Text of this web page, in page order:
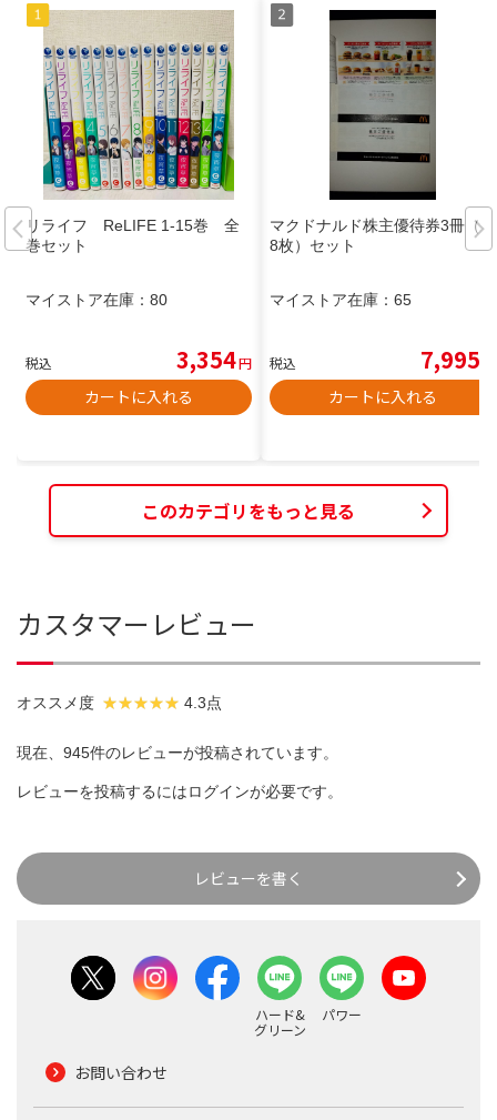
リライフ ReLIFE 1-15巻 全
巻セット
マイストア在庫： 80
税込 3,354円
カートに入れる
マクドナルド株主優待券3冊（1
8枚）セット
マイストア在庫： 65
税込 7,995
カートに入れる
このカテゴリをもっと見る
カスタマーレビュー
オススメ度 4.3点
現在、945件のレビューが投稿されています。
レビューを投稿するにはログインが必要です。
レビューを書く
ハード&
グリーン
パワー
お問い合わせ